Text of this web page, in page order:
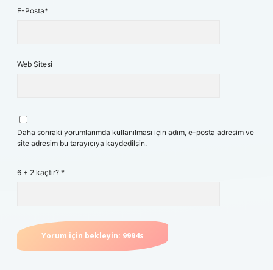
E-Posta*
Web Sitesi
Daha sonraki yorumlarımda kullanılması için adım, e-posta adresim ve
site adresim bu tarayıcıya kaydedilsin.
6 + 2 kaçtır? *